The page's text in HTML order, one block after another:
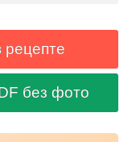
без фото